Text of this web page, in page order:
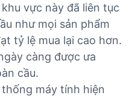
vực này đã liên tục
như mọi sản phẩm
tỷ lệ mua lại cao hơn.
càng được ưa
cầu.
máy tính hiện